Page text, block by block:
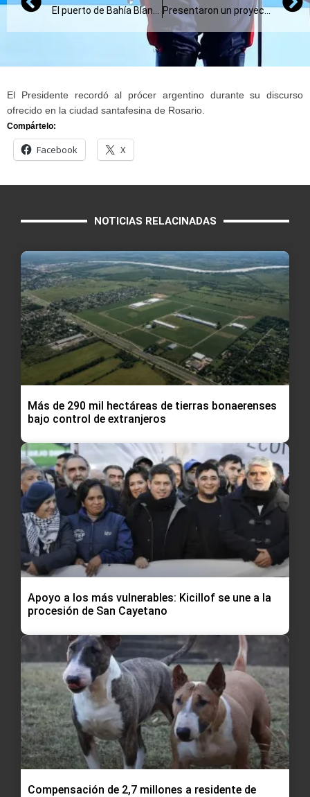
Presentaron un proyecto para bajar a 18 años la edad mínima para ser concejal en la provincia
El Presidente recordó al prócer argentino durante su discurso
ofrecido en la ciudad santafesina de Rosario.
Compártelo:
Facebook X
NOTICIAS RELACINADAS
Más de 290 mil hectáreas de tierras bonaerenses
bajo control de extranjeros
Apoyo a los más vulnerables: Kicillof se une a la
procesión de San Cayetano
Compensación de 2,7 millones a residente de